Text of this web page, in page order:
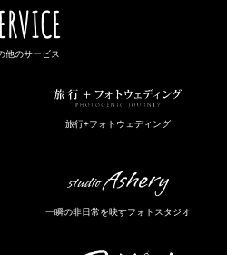
他のサービス
旅行+フォトウェディング
一瞬の非日常を映すフォトスタジオ